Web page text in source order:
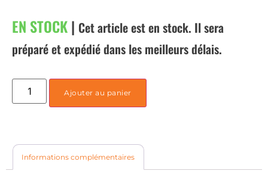
EN STOCK| Cet article est en stock. Il sera
préparé et expédié dans les meilleurs délais.
Ajouter au panier
Informations complémentaires